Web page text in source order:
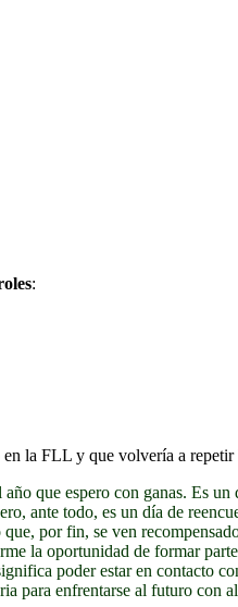
:
la FLL y que volvería a
que espero con ganas. Es un
ante todo, es un día de
por fin, se ven
la oportunidad de formar
poder estar en contacto
para enfrentarse al futuro con